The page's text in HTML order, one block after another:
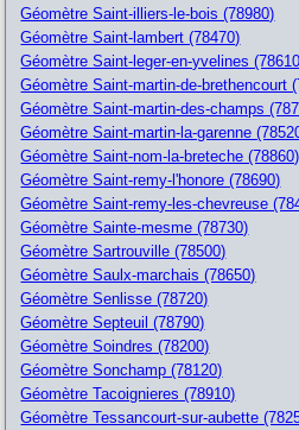
Géomètre Saint-illiers-le-bois (78980)
Géomètre Saint-lambert (78470)
Géomètre Saint-leger-en-yvelines
Géomètre Saint-martin-de-brethencourt
Géomètre Saint-martin-des-champs
Géomètre Saint-martin-la-garenne
Géomètre Saint-nom-la-breteche (78860)
Géomètre Saint-remy-l'honore (78690)
Géomètre Saint-remy-les-chevreuse
Géomètre Sainte-mesme (78730)
Géomètre Sartrouville (78500)
Géomètre Saulx-marchais (78650)
Géomètre Senlisse (78720)
Géomètre Septeuil (78790)
Géomètre Soindres (78200)
Géomètre Sonchamp (78120)
Géomètre Tacoignieres (78910)
Géomètre Tessancourt-sur-aubette